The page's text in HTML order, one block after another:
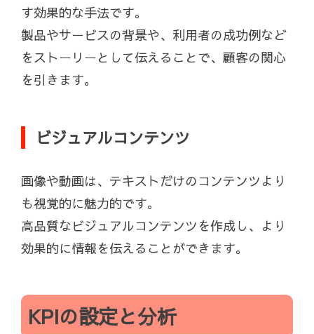
す効果的な手法です。
製品やサービスの背景や、利用者の成功例など
をストーリーとして伝えることで、顧客の関心
を引きます。
ビジュアルコンテンツ
画像や動画は、テキストだけのコンテンツより
も視覚的に魅力的です。
高品質なビジュアルコンテンツを作成し、より
効果的に情報を伝えることができます。
KPIの設定と分析